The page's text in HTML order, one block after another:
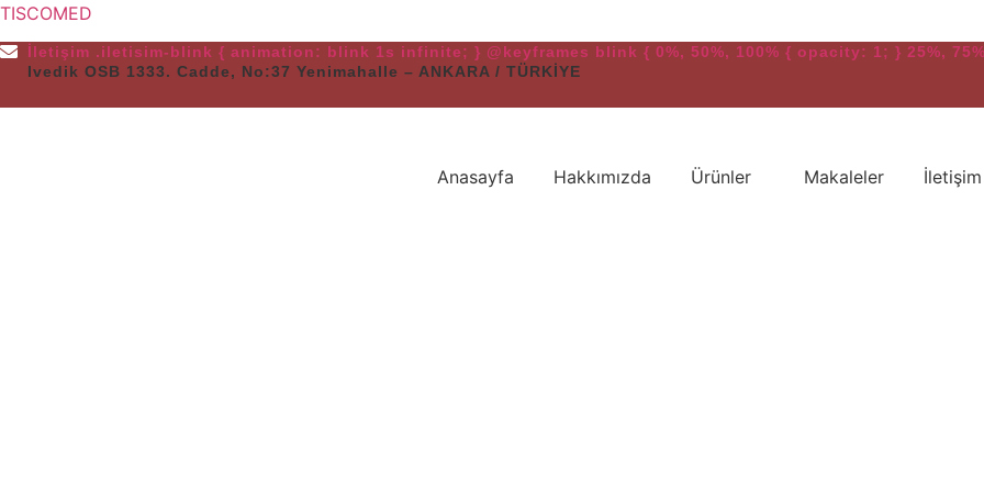
TISCOMED
İletişim .iletisim-blink { animation: blink 1s infinite; } @keyframes blink { 0%, 50%, 100% { opacity: 1; } 25%,
Ivedik OSB 1333. Cadde, No:37 Yenimahalle – ANKARA / TÜRKİYE
Anasayfa Hakkımızda Ürünler Makaleler İletişim